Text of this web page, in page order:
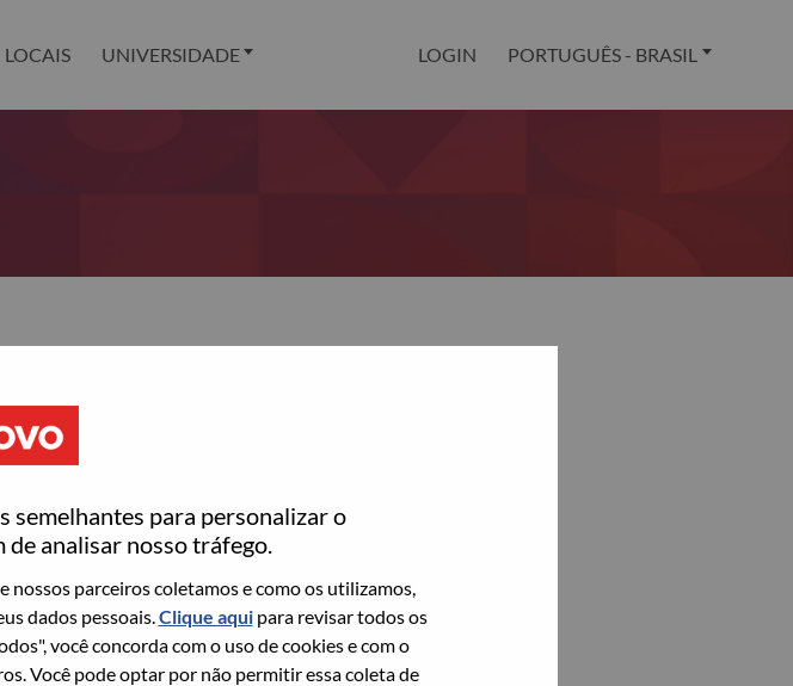
semelhantes para personalizar o
de analisar nosso tráfego.
parceiros coletamos e como os utilizamos,
dados pessoais. Clique aquipara revisar todos os
você concorda com o uso de cookies e com o
Você pode optar por não permitir essa coleta de
LOCAIS UNIVERSIDADE LOGIN PORTUGUÊS - BRASIL
click "Continue".